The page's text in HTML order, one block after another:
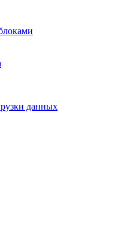
данных